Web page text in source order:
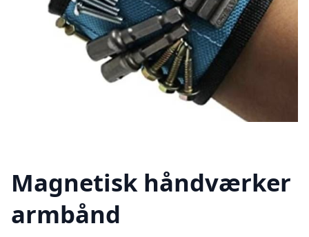
Magnetisk håndværker
armbånd